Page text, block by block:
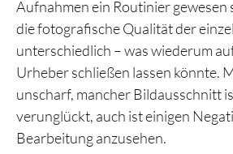
Aufnahmen ein Routinier gewesen
die fotografische Qualität der
unterschiedlich – was wiederum
Urheber schließen lassen könnte.
unscharf, mancher Bildausschnitt
verunglückt, auch ist einigen
Bearbeitung anzusehen.